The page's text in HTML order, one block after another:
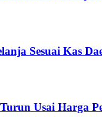
Sesuai Kas
Usai Harga